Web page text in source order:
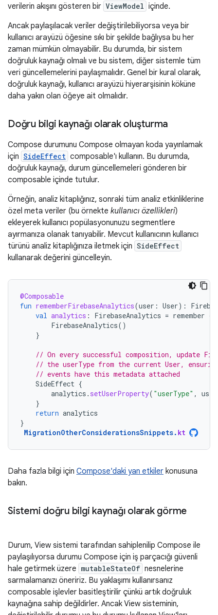
verilerin akışını gösteren bir ViewModel içinde.
Ancak paylaşılacak veriler değiştirilebiliyorsa veya bir
kullanıcı arayüzü öğesine sıkı bir şekilde bağlıysa bu her
zaman mümkün olmayabilir. Bu durumda, bir sistem
doğruluk kaynağı olmalı ve bu sistem, diğer sistemle tüm
veri güncellemelerini paylaşmalıdır. Genel bir kural olarak,
doğruluk kaynağı, kullanıcı arayüzü hiyerarşisinin köküne
daha yakın olan öğeye ait olmalıdır.
Doğru bilgi kaynağı olarak oluşturma
Compose durumunu Compose olmayan koda yayınlamak
için SideEffect composable'ı kullanın. Bu durumda,
doğruluk kaynağı, durum güncellemeleri gönderen bir
composable içinde tutulur.
Örneğin, analiz kitaplığınız, sonraki tüm analiz etkinliklerine
özel meta veriler (bu örnekte kullanıcı özellikleri)
ekleyerek kullanıcı popülasyonunuzu segmentlere
ayırmanıza olanak tanıyabilir. Mevcut kullanıcının kullanıcı
türünü analiz kitaplığınıza iletmek için SideEffect
kullanarak değerini güncelleyin.
@Composable
fun rememberFirebaseAnalytics(user : User):
val analytics : FirebaseAnalytics = remember {
FirebaseAnalytics()
}
// On every successful composition, update
// the userType from the current User,
// events have this metadata attached
SideEffect {
analytics . setUserProperty( "userType" , user
}
return analytics
}
MigrationOtherConsiderationsSnippets. kt
Daha fazla bilgi için Compose'daki yan etkiler konusuna
bakın.
Sistemi doğru bilgi kaynağı olarak görme
Durum, View sistemi tarafından sahiplenilip Compose ile
paylaşılıyorsa durumu Compose için iş parçacığı güvenli
hale getirmek üzere mutableStateOf nesnelerine
sarmalamanızı öneririz. Bu yaklaşımı kullanırsanız
composable işlevler basitleştirilir çünkü artık doğruluk
kaynağına sahip değildirler. Ancak View sisteminin,